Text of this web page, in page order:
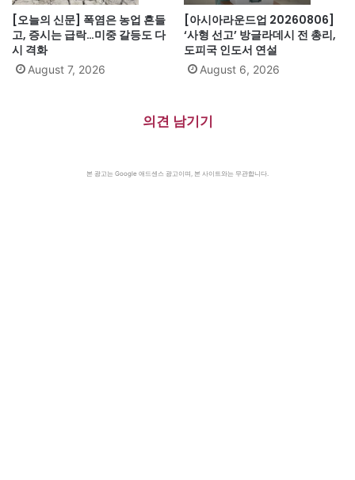
[오늘의 신문] 폭염은 농업 흔들
고, 증시는 급락…미중 갈등도 다
시 격화
August 7, 2026
[아시아라운드업 20260806]
‘사형 선고’ 방글라데시 전 총리,
도피국 인도서 연설
August 6, 2026
의견 남기기
본 광고는 Google 애드센스 광고이며, 본 사이트와는 무관합니다.